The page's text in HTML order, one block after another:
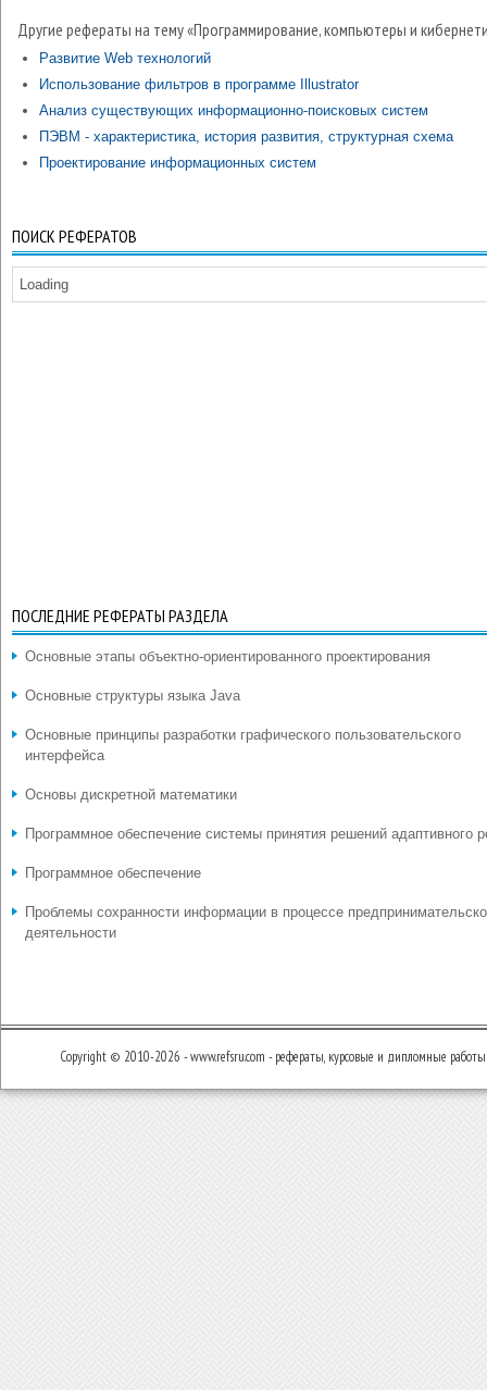
Другие рефераты на тему «Программирование, компьютеры и
Развитие Web технологий
Использование фильтров в программе Illustrator
Анализ существующих информационно-поисковых систем
ПЭВМ - характеристика, история развития, структурная схема
Проектирование информационных систем
ПОИСК РЕФЕРАТОВ
Loading
ПОСЛЕДНИЕ РЕФЕРАТЫ РАЗДЕЛА
Основные этапы объектно-ориентированного проектирования
Основные структуры языка Java
Основные принципы разработки графического пользовательского
интерфейса
Основы дискретной математики
Программное обеспечение системы принятия решений адаптивного
Программное обеспечение
Проблемы сохранности информации в процессе
деятельности
Copyright © 2010-2026 - www.refsru.com - рефераты, курсовые и дипломные работы